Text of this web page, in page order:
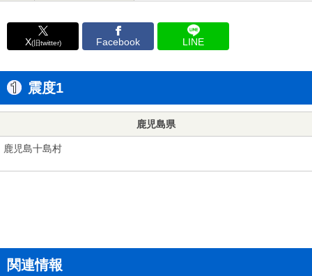
X(旧twitter) Facebook LINE
震度1
鹿児島県
鹿児島十島村
関連情報